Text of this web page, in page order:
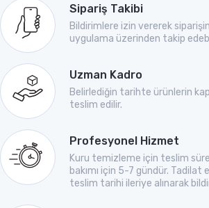
Sipariş Takibi
Bildirimlere izin vererek
uygulama üzerinden takip
Uzman Kadro
Belirlediğin tarihte ürünlerin
teslim edilir.
Profesyonel Hizmet
Kuru temizleme için teslim
bakımı için 5-7 gündür.
teslim tarihi ileriye alınarak